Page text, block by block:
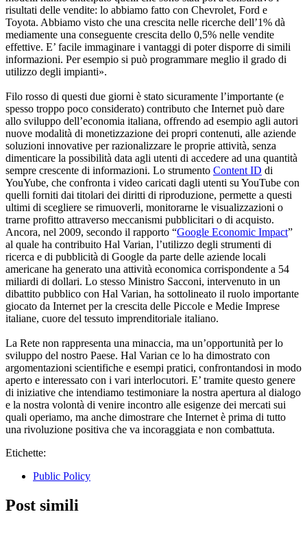
risultati delle vendite: lo abbiamo fatto con Chevrolet, Ford e
Toyota. Abbiamo visto che una crescita nelle ricerche dell’1% dà
mediamente una conseguente crescita dello 0,5% nelle vendite
effettive. E’ facile immaginare i vantaggi di poter disporre di simili
informazioni. Per esempio si può programmare meglio il grado di
utilizzo degli impianti».
Filo rosso di questi due giorni è stato sicuramente l’importante (e
spesso troppo poco considerato) contributo che Internet può dare
allo sviluppo dell’economia italiana, offrendo ad esempio agli autori
nuove modalità di monetizzazione dei propri contenuti, alle aziende
soluzioni innovative per razionalizzare le proprie attività, senza
dimenticare la possibilità data agli utenti di accedere ad una quantità
sempre crescente di informazioni. Lo strumento Content ID di
YouYube, che confronta i video caricati dagli utenti su YouTube con
quelli forniti dai titolari dei diritti di riproduzione, permette a questi
ultimi di scegliere se rimuoverli, monitorarne le visualizzazioni o
trarne profitto attraverso meccanismi pubblicitari o di acquisto.
Ancora, nel 2009, secondo il rapporto “Google Economic Impact”
al quale ha contribuito Hal Varian, l’utilizzo degli strumenti di
ricerca e di pubblicità di Google da parte delle aziende locali
americane ha generato una attività economica corrispondente a 54
miliardi di dollari. Lo stesso Ministro Sacconi, intervenuto in un
dibattito pubblico con Hal Varian, ha sottolineato il ruolo importante
giocato da Internet per la crescita delle Piccole e Medie Imprese
italiane, cuore del tessuto imprenditoriale italiano.
La Rete non rappresenta una minaccia, ma un’opportunità per lo
sviluppo del nostro Paese. Hal Varian ce lo ha dimostrato con
argomentazioni scientifiche e esempi pratici, confrontandosi in modo
aperto e interessato con i vari interlocutori. E’ tramite questo genere
di iniziative che intendiamo testimoniare la nostra apertura al dialogo
e la nostra volontà di venire incontro alle esigenze dei mercati sui
quali operiamo, ma anche dimostrare che Internet è prima di tutto
una rivoluzione positiva che va incoraggiata e non combattuta.
Etichette:
Public Policy
Post simili